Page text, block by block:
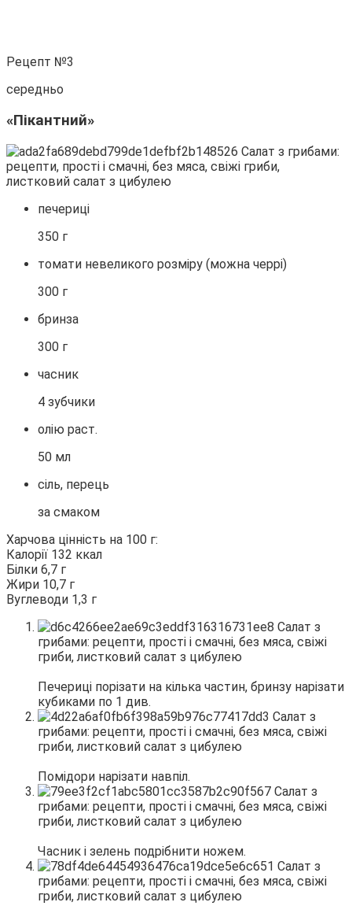
Рецепт №3
середньо
«Пікантний»
печериці
350 г
томати невеликого розміру (можна черрі)
300 г
бринза
300 г
часник
4 зубчики
олію раст.
50 мл
сіль, перець
за смаком
Харчова цінність на 100 г:
Калорії 132 ккал
Білки 6,7 г
Жири 10,7 г
Вуглеводи 1,3 г
Печериці порізати на кілька частин, бринзу нарізати
кубиками по 1 див.
Помідори нарізати навпіл.
Часник і зелень подрібнити ножем.